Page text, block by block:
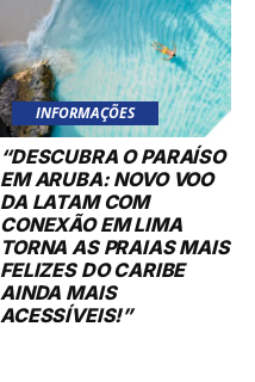
INFORMAÇÕES
“DESCUBRA O PARAÍSO
EM ARUBA: NOVO VOO
DA LATAM COM
CONEXÃO EM LIMA
TORNA AS PRAIAS MAIS
FELIZES DO CARIBE
AINDA MAIS
ACESSÍVEIS!”